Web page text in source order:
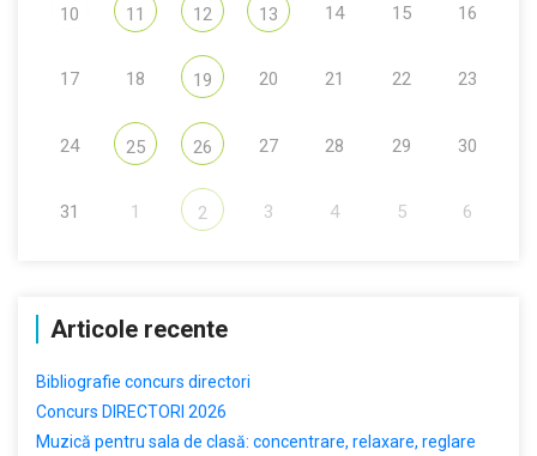
10 11 12 13 14 15 16
17 18 19 20 21 22 23
24 25 26 27 28 29 30
31 1 2 3 4 5 6
Articole recente
Bibliografie concurs directori
Concurs DIRECTORI 2026
Muzică pentru sala de clasă: concentrare, relaxare, reglare